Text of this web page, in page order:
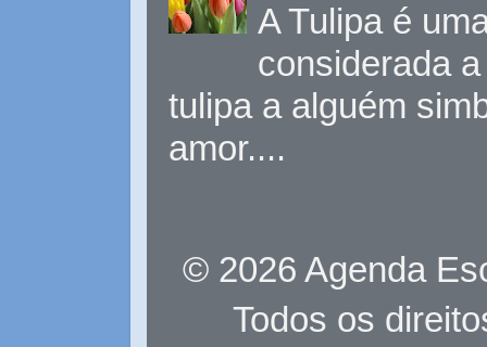
A Tulipa é
considerada
tulipa a alguém
amor....
© 2026 Agenda
Todos os